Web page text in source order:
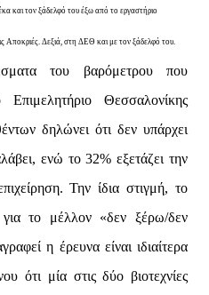
και τον ξάδελφό του έξω από το εργαστήριο
Αποκριές. Δεξιά, στη ΔΕΘ και με τον ξάδελφό του.
του βαρόμετρου που
Θεσσαλονίκης
δηλώνει ότι δεν υπάρχει
ενώ το 32% εξετάζει την
Την ίδια στιγμή, το
το μέλλον «δεν ξέρω/δεν
η έρευνα είναι ιδιαίτερα
ότι μία στις δύο βιοτεχνίες